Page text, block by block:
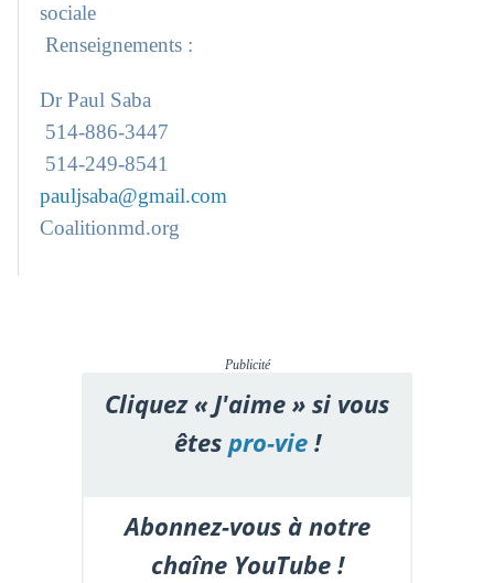
sociale
Renseignements :
Dr Paul Saba
514-886-3447
514-249-8541
pauljsaba@gmail.com
Coalitionmd.org
Publicité
Cliquez « J'aime » si vous
êtespro-vie!
Abonnez-vous à notre
chaîne YouTube !